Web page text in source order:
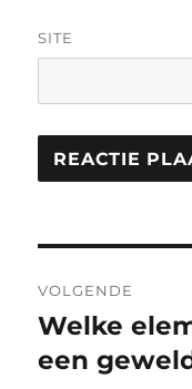
SITE
navigatie
VOLGENDE
Volgend
bericht:
Welke
een